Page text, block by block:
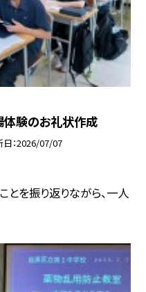
体験のお礼状作成
日 2026/07/07
を振り返りながら、一人